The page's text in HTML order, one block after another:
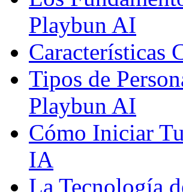
Playbun AI
Características
Tipos de
Playbun AI
Cómo Iniciar
IA
La Tecnología